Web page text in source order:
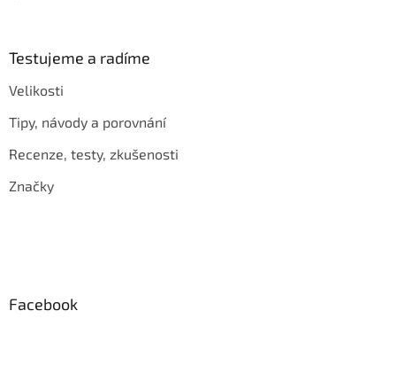
Testujeme a radíme
Velikosti
Tipy, návody a porovnání
Recenze, testy, zkušenosti
Značky
Facebook